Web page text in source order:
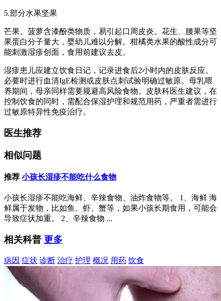
5.部分水果坚果
芒果、菠萝含漆酚类物质，易引起口周皮炎。花生、腰果等坚
果蛋白分子量大，婴幼儿难以分解。柑橘类水果的酸性成分可
能刺激湿疹创面，食用前建议去皮。
湿疹患儿应建立饮食日记，记录进食后2小时内的皮肤反应。
必要时进行血清IgE检测或皮肤点刺试验明确过敏原。母乳喂
养期间，母亲同样需要规避高风险食物。皮肤科医生建议，在
控制饮食的同时，需配合保湿护理和规范用药，严重者需进行
过敏原特异性免疫治疗。
医生推荐
相似问题
推荐 小孩长湿疹不能吃什么食物
小孩长湿疹不能吃海鲜、辛辣食物、油炸食物等。 1、海鲜 海
鲜属于发物，比如鱼、虾、蟹等，如果小孩长期食用，可能会
导致症状加重。 2、辛辣食物 ...
相关科普 更多
病因 症状 诊断 治疗 护理 概况 用药 饮食